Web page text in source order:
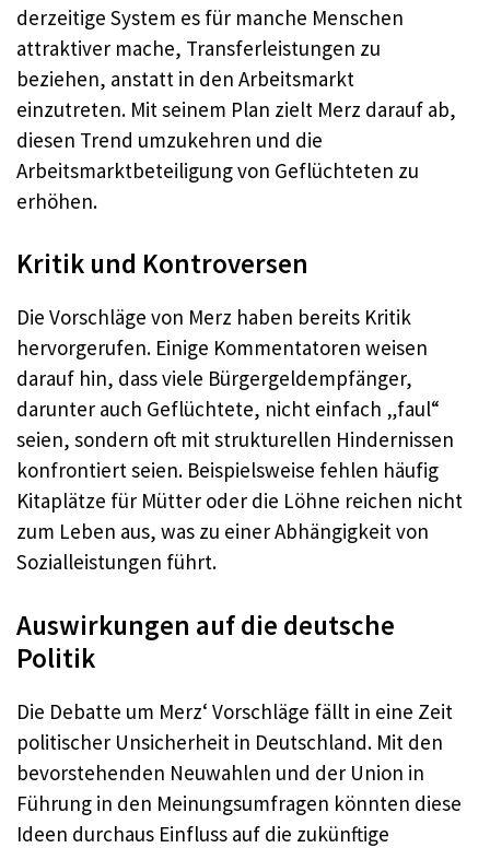
derzeitige System es für manche Menschen
attraktiver mache, Transferleistungen zu
beziehen, anstatt in den Arbeitsmarkt
einzutreten. Mit seinem Plan zielt Merz darauf ab,
diesen Trend umzukehren und die
Arbeitsmarktbeteiligung von Geflüchteten zu
erhöhen.
Kritik und Kontroversen
Die Vorschläge von Merz haben bereits Kritik
hervorgerufen. Einige Kommentatoren weisen
darauf hin, dass viele Bürgergeldempfänger,
darunter auch Geflüchtete, nicht einfach „faul“
seien, sondern oft mit strukturellen Hindernissen
konfrontiert seien. Beispielsweise fehlen häufig
Kitaplätze für Mütter oder die Löhne reichen nicht
zum Leben aus, was zu einer Abhängigkeit von
Sozialleistungen führt.
Auswirkungen auf die deutsche
Politik
Die Debatte um Merz‘ Vorschläge fällt in eine Zeit
politischer Unsicherheit in Deutschland. Mit den
bevorstehenden Neuwahlen und der Union in
Führung in den Meinungsumfragen könnten diese
Ideen durchaus Einfluss auf die zukünftige